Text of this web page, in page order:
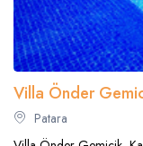
Villa Önder
Patara